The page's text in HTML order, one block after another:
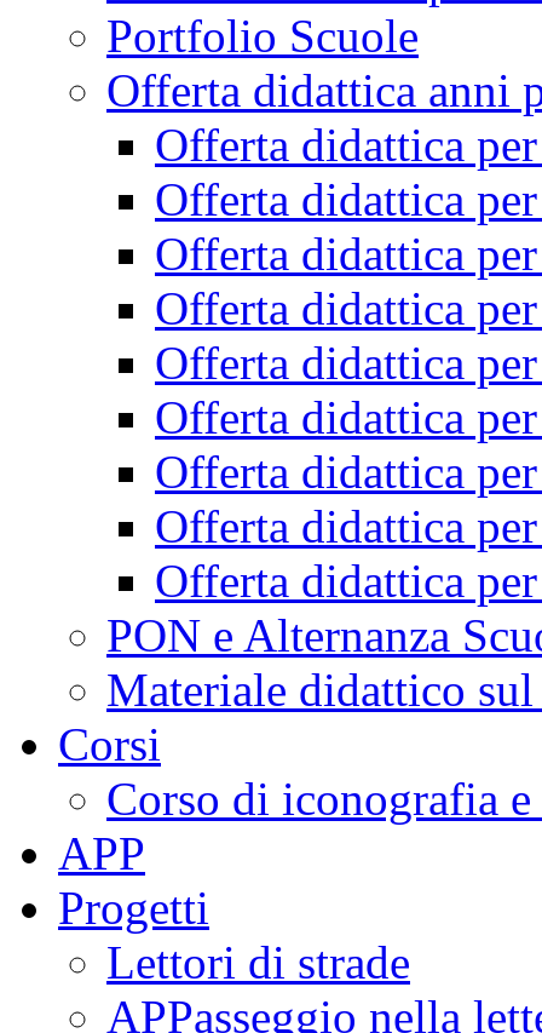
Portfolio Scuole
Offerta didattica anni
Offerta didattica
Offerta didattica
Offerta didattica
Offerta didattica
Offerta didattica
Offerta didattica
Offerta didattica
Offerta didattica
Offerta didattica
PON e Alternanza
Materiale didattico
Corsi
Corso di iconografia
APP
Progetti
Lettori di strade
APPasseggio nella